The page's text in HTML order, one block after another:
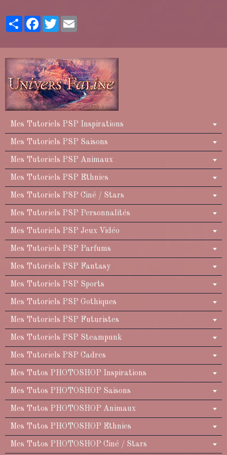
PartagerFacebook
Twitter
Mes Tutoriels PSP Inspirations
Mes Tutoriels PSP Saisons
Mes Tutoriels PSP Animaux
Mes Tutoriels PSP Ethnies
Mes Tutoriels PSP Ciné / Stars
Mes Tutoriels PSP Personnalités
Mes Tutoriels PSP Jeux Vidéo
Mes Tutoriels PSP Parfums
Mes Tutoriels PSP Fantasy
Mes Tutoriels PSP Sports
Mes Tutoriels PSP Gothiques
Mes Tutoriels PSP Futuristes
Mes Tutoriels PSP Steampunk
Mes Tutoriels PSP Cadres
Mes Tutos PHOTOSHOP Inspirations
Mes Tutos PHOTOSHOP Saisons
Mes Tutos PHOTOSHOP Animaux
Mes Tutos PHOTOSHOP Ethnies
Mes Tutos PHOTOSHOP Ciné / Stars